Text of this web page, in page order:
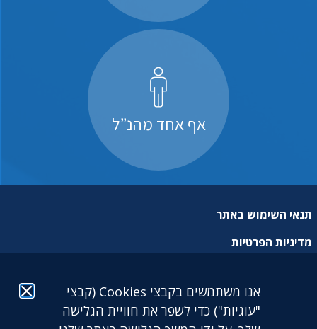
אף אחד מהנ”ל
תנאי השימוש באתר
מדיניות הפרטיות
הצהרת נגישות
אנו משתמשים בקבצי Cookies (קבצי
"עוגיות") כדי לשפר את חוויית הגלישה